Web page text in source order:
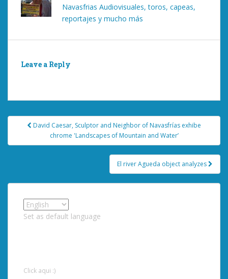
Navasfrias Audiovisuales, toros, capeas,
reportajes y mucho más
Leave a Reply
Post
navigation
David Caesar, Sculptor and Neighbor of Navasfrías exhibe
chrome 'Landscapes of Mountain and Water’
El river Agueda object analyzes
Set as default language
Click aqui :)